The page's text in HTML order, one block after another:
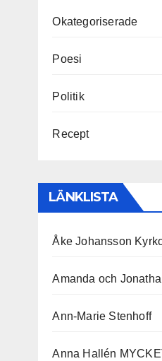
Okategoriserade
Poesi
Politik
Recept
LÄNKLISTA
Åke Johansson
Amanda och
Ann-Marie Stenhoff
Anna Hallén